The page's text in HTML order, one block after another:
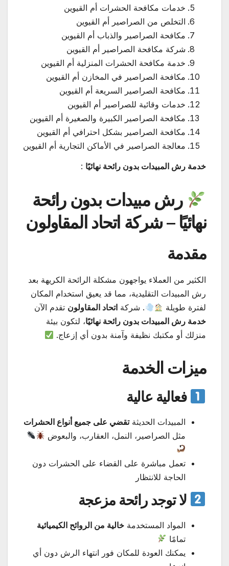
خدمات مكافحة الحشرات أم القيوين
التخلص من الصراصير أم القيوين
مكافحة الصراصير والذباب أم القيوين
شركة مكافحة الصراصير أم القيوين
خدمة مكافحة الحشرات المنزلية أم القيوين
مكافحة الصراصير في المخازن أم القيوين
مكافحة الصراصير السريعة أم القيوين
خدمات وقائية للصراصير أم القيوين
مكافحة الصراصير الكبيرة والصغيرة أم القيوين
مكافحة الصراصير بشكل احترافي أم القيوين
معالجة الصراصير في الأماكن التجارية أم القيوين
خدمة رش المبيدات بدون رائحة نهائيًا :
رش مبيدات بدون رائحة
نهائيًا – شركة اتحاد المقاولون
مقدمة
الكثير من العملاء يواجهون مشكلة الرائحة الكريهة بعد
رش المبيدات التقليدية، مما قد يعيق استخدام المكان
لفترة طويلة
. شركةاتحاد المقاولون تقدم الآن
خدمة رش المبيدات بدون رائحة نهائيًا، لتكون بيئة
منزلك أو مكتبك نظيفة وآمنة بدون أي إزعاج.
ميزات الخدمة
فعالية عالية
المبيدات الحديثةتقضي على جميع أنواع الحشرات
مثل الصراصير، النمل، العقارب، والبعوض
تعمل مباشرة على القضاء على الحشرات دون
الحاجة للانتظار
لا توجد رائحة مزعجة
المواد المستخدمة خالية من الروائح الكيميائية
تمامًا
يمكنك العودة للمكان فور انتهاء الرش دون أي